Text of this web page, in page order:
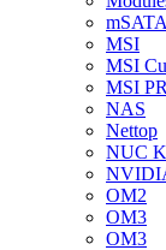
mSATA
MSI
MSI
MSI
NAS
Nettop
NUC
OM2
OM3
OM3